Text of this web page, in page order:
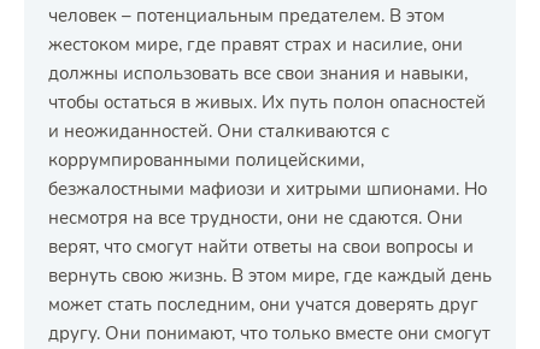
человек – потенциальным предателем. В этом
жестоком мире, где правят страх и насилие, они
должны использовать все свои знания и навыки,
чтобы остаться в живых. Их путь полон опасностей
и неожиданностей. Они сталкиваются с
коррумпированными полицейскими,
безжалостными мафиози и хитрыми шпионами. Но
несмотря на все трудности, они не сдаются. Они
верят, что смогут найти ответы на свои вопросы и
вернуть свою жизнь. В этом мире, где каждый день
может стать последним, они учатся доверять друг
другу. Они понимают, что только вместе они смогут